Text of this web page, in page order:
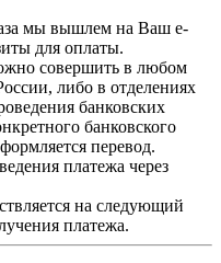
мы вышлем на Ваш e-
для оплаты.
совершить в любом
либо в отделениях
банковских
банковского
перевод.
платежа через
на следующий
платежа.